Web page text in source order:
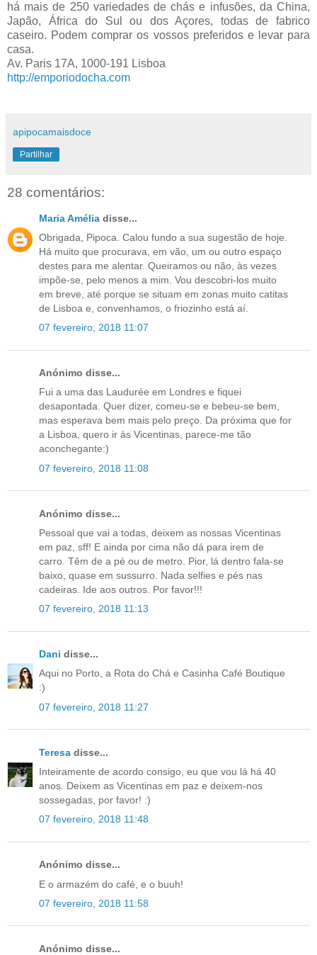
há mais de 250 variedades de chás e infusões, da China,
Japão, África do Sul ou dos Açores, todas de fabrico
caseiro. Podem comprar os vossos preferidos e levar para
casa.
Av. Paris 17A, 1000-191 Lisboa
http://emporiodocha.com
apipocamaisdoce
Partilhar
28 comentários:
Maria Amélia disse...
Obrigada, Pipoca. Calou fundo a sua sugestão de hoje.
Há muito que procurava, em vão, um ou outro espaço
destes para me alentar. Queiramos ou não, às vezes
impõe-se, pelo menos a mim. Vou descobri-los muito
em breve, até porque se situam em zonas muito catitas
de Lisboa e, convenhamos, o friozinho está aí.
07 fevereiro, 2018 11:07
Anónimo disse...
Fui a uma das Laudurée em Londres e fiquei
desapontada. Quer dizer, comeu-se e bebeu-se bem,
mas esperava bem mais pelo preço. Da próxima que for
a Lisboa, quero ir às Vicentinas, parece-me tão
aconchegante:)
07 fevereiro, 2018 11:08
Anónimo disse...
Pessoal que vai a todas, deixem as nossas Vicentinas
em paz, sff! E ainda por cima não dá para irem de
carro. Têm de a pé ou de metro. Pior, lá dentro fala-se
baixo, quase em sussurro. Nada selfies e pés nas
cadeiras. Ide aos outros. Por favor!!!
07 fevereiro, 2018 11:13
Dani disse...
Aqui no Porto, a Rota do Chá e Casinha Café Boutique
:)
07 fevereiro, 2018 11:27
Teresa disse...
Inteiramente de acordo consigo, eu que vou lá há 40
anos. Deixem as Vicentinas em paz e deixem-nos
sossegadas, por favor! :)
07 fevereiro, 2018 11:48
Anónimo disse...
E o armazém do café, e o buuh!
07 fevereiro, 2018 11:58
Anónimo disse...